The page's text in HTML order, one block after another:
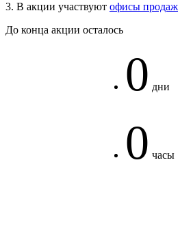
3. В акции участвуют офисы продаж
До конца акции осталось
0 дни
0 часы